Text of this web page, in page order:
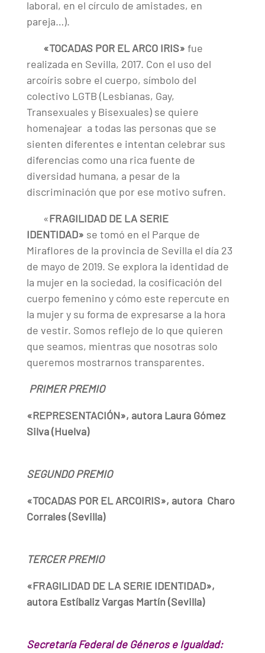
laboral, en el círculo de amistades, en
pareja…).
«TOCADAS POR EL ARCO IRIS» fue
realizada en Sevilla, 2017. Con el uso del
arcoíris sobre el cuerpo, símbolo del
colectivo LGTB (Lesbianas, Gay,
Transexuales y Bisexuales) se quiere
homenajear a todas las personas que se
sienten diferentes e intentan celebrar sus
diferencias como una rica fuente de
diversidad humana, a pesar de la
discriminación que por ese motivo sufren.
«FRAGILIDAD DE LA SERIE
IDENTIDAD» se tomó en el Parque de
Miraflores de la provincia de Sevilla el día 23
de mayo de 2019. Se explora la identidad de
la mujer en la sociedad, la cosificación del
cuerpo femenino y cómo este repercute en
la mujer y su forma de expresarse a la hora
de vestir. Somos reflejo de lo que quieren
que seamos, mientras que nosotras solo
queremos mostrarnos transparentes.
PRIMER PREMIO
«REPRESENTACIÓN», autora Laura Gómez
Silva (Huelva)
SEGUNDO PREMIO
«TOCADAS POR EL ARCOIRIS», autora Charo
Corrales (Sevilla)
TERCER PREMIO
«FRAGILIDAD DE LA SERIE IDENTIDAD»,
autora Estíbaliz Vargas Martín (Sevilla)
Secretaría Federal de Géneros e Igualdad: